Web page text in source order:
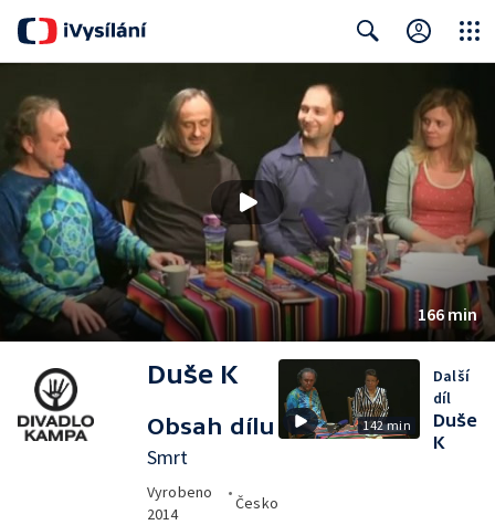
166 min
Duše K
Obsah dílu
Smrt
Vyrobeno
2014
•
Česko
142 min
Další
díl
Duše
K